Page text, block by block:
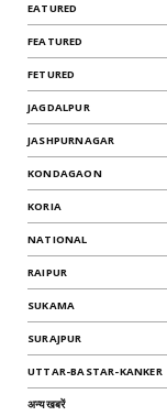
EATURED
FEATURED
FETURED
JAGDALPUR
JASHPURNAGAR
KONDAGAON
KORIA
NATIONAL
RAIPUR
SUKAMA
SURAJPUR
UTTAR-BASTAR-KANKER
अन्यखबरें